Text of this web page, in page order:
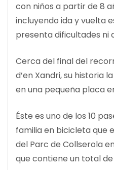
con niños a partir de 8
incluyendo ida y vuelta
presenta dificultades ni
Cerca del final del
d’en Xandri, su historia
en una pequeña placa
Éste es uno de los 10
familia en bicicleta que
del Parc de Collserola
que contiene un total